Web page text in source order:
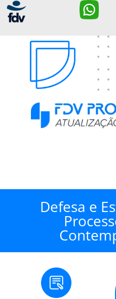
Defesa e